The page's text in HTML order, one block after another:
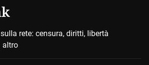
rete: censura, diritti, libertà
altro